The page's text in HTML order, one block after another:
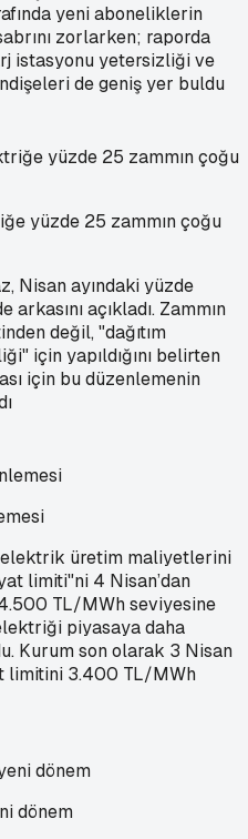
yeni aboneliklerin
zorlarken; raporda
istasyonu yetersizliği ve
de geniş yer buldu
yüzde 25 zammın çoğu
Nisan ayındaki yüzde
açıkladı. Zammın
değil, "dağıtım
için yapıldığını belirten
için bu düzenlemenin
elektrik üretim maliyetlerini
limiti"ni 4 Nisan’dan
TL/MWh seviyesine
piyasaya daha
Kurum son olarak 3 Nisan
limitini 3.400 TL/MWh
dönem